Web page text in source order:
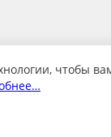
чтобы